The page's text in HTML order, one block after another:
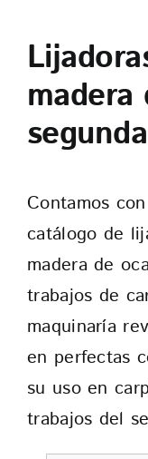
MAQUINARIA
SERVICIO
CONTACTO
madera
Contamos
catálogo de
madera de
trabajos de
maquinaría
en perfectas
su uso en
trabajos del